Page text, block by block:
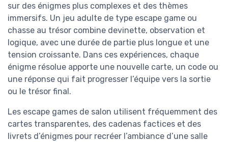
sur des énigmes plus complexes et des thèmes
immersifs. Un jeu adulte de type escape game ou
chasse au trésor combine devinette, observation et
logique, avec une durée de partie plus longue et une
tension croissante. Dans ces expériences, chaque
énigme résolue apporte une nouvelle carte, un code ou
une réponse qui fait progresser l’équipe vers la sortie
ou le trésor final.
Les escape games de salon utilisent fréquemment des
cartes transparentes, des cadenas factices et des
livrets d’énigmes pour recréer l’ambiance d’une salle